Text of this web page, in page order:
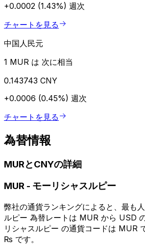
+0.0002 (1.43%) 週次
チャートを見る
中国人民元
1 MUR は 次に相当
0.143743 CNY
+0.0006 (0.45%) 週次
チャートを見る
為替情報
MURとCNYの詳細
MUR - モーリシャスルピー
弊社の通貨ランキングによると、最も
ルピー 為替レートは MUR から USD
リシャスルピー の通貨コードは MUR
₨ です。